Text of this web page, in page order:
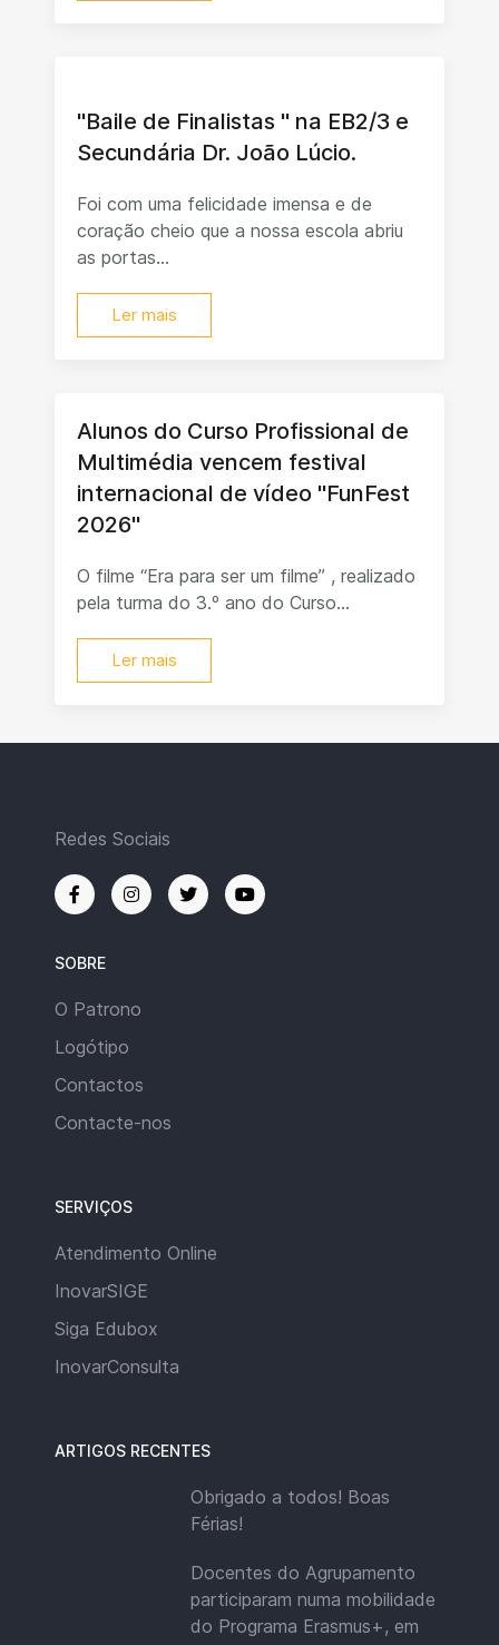
"Baile de Finalistas " na EB2/3 e
Secundária Dr. João Lúcio.
Foi com uma felicidade imensa e de
coração cheio que a nossa escola abriu
as portas...
Ler mais
Alunos do Curso Profissional de
Multimédia vencem festival
internacional de vídeo "FunFest
2026"
O filme “Era para ser um filme” , realizado
pela turma do 3.º ano do Curso...
Ler mais
Redes Sociais
SOBRE
O Patrono
Logótipo
Contactos
Contacte-nos
SERVIÇOS
Atendimento Online
InovarSIGE
Siga Edubox
InovarConsulta
ARTIGOS RECENTES
Obrigado a todos! Boas
Férias!
Docentes do Agrupamento
participaram numa mobilidade
do Programa Erasmus+, em